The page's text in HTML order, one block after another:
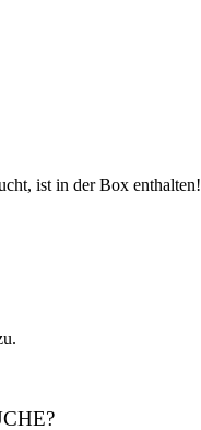
ist in der Box enthalten!